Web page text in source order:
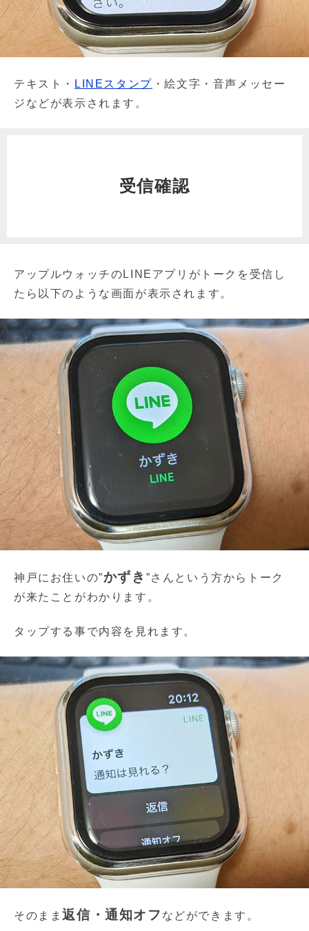
テキスト・ LINEスタンプ ・絵文字・音声メッセー
ジなどが表示されます。
受信確認
アップルウォッチのLINEアプリがトークを受信し
たら以下のような画面が表示されます。
神戸にお住いの”かずき ”さんという方からトーク
が来たことがわかります。
タップする事で内容を見れます。
そのまま返信・通知オフ などができます。